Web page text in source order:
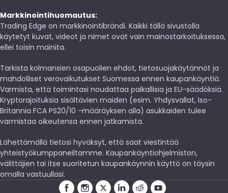
Markkinointihuomautus:
Trading Edge on markkinointibrändi. Kaikki tällä sivustolla
käytetyt kuvat, videot ja nimet ovat vain mainostarkoituksessa,
ellei toisin mainita.
Tarkista kolmansien osapuolien ehdot, tietosuojakäytännöt ja
mahdolliset verovaikutukset Suomessa ennen kaupankäyntiä.
Varmista, että toimintasi noudattaa paikallisia ja EU-säädöksiä.
Kryptorajoituksia sisältävien maiden (esim. Yhdysvallat, Iso-
Britannia FCA PS20/10 -määräyksen alla) asukkaiden tulee
varmistaa oikeutensa ennen jatkamista.
Lähettämällä tietosi hyväksyt, että saat viestintää
yhteistyökumppaneiltamme. Kaupankäyntiohjelmiston,
välittäjien tai itse suoritetun kaupankäynnin käyttö on täysin
omalla vastuullasi.